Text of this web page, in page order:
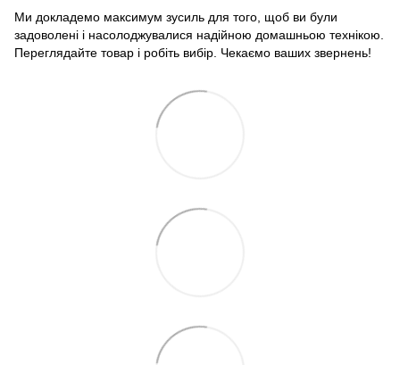
Ми докладемо максимум зусиль для того, щоб ви були
задоволені і насолоджувалися надійною домашньою технікою.
Переглядайте товар і робіть вибір. Чекаємо ваших звернень!